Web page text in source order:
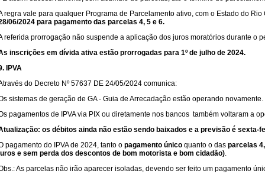
regra vale para qualquer Programa de Parcelamento ativo, com o Estado do
06/2024 para pagamento das parcelas 4, 5 e 6.
referida prorrogação não suspende a aplicação dos juros moratórios durante
inscrições em dívida ativa estão prorrogadas para 1º de julho de 2024.
IPVA
do Decreto Nº 57637 DE 24/05/2024 comunica:
sistemas de geração de GA - Guia de Arrecadação estão operando novamente.
pagamentos de IPVA via PIX ou diretamente nos bancos também voltaram a
os débitos ainda não estão sendo baixados e a previsão é sexta-
pagamento do IPVA de 2024, tanto o pagamento único quanto o das parcelas
e sem perda dos descontos de bom motorista e bom cidadão).
As parcelas não irão aparecer isoladas, devendo ser feito um pagamento